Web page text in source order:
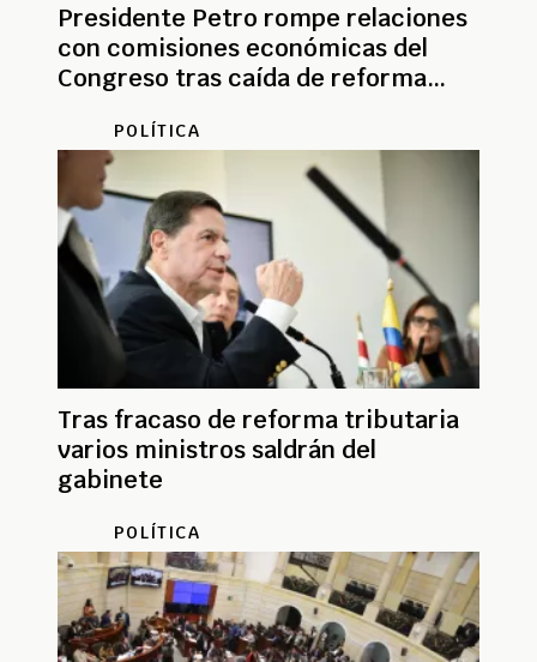
Presidente Petro rompe relaciones
con comisiones económicas del
Congreso tras caída de reforma
POLÍTICA
Tras fracaso de reforma tributaria
varios ministros saldrán del
gabinete
POLÍTICA